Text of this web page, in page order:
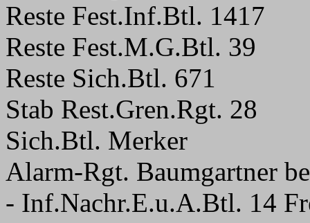
Reste Fest.Inf.Btl. 1417
Reste Fest.M.G.Btl. 39
Reste Sich.Btl. 671
Stab Rest.Gren.Rgt. 28
Sich.Btl. Merker
Alarm-Rgt. Baumgartner
- Inf.Nachr.E.u.A.Btl. 14